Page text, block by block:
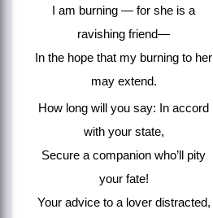
I am burning — for she is a
ravishing friend—
In the hope that my burning to her
may extend.
How long will you say: In accord
with your state,
Secure a companion who’ll pity
your fate!
Your advice to a lover distracted,